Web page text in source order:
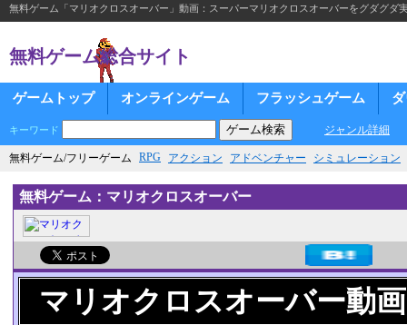
無料ゲーム「マリオクロスオーバー」動画：スーパーマリオクロスオーバーをグダグ
無料ゲーム総合サイト
ゲームトップ オンラインゲーム フラッシュゲーム
キーワード ジャンル詳細
無料ゲーム/フリーゲーム RPG アクション アドベンチャー シミュレーション
無料ゲーム：マリオクロスオーバー
マリオクロスオーバー動画